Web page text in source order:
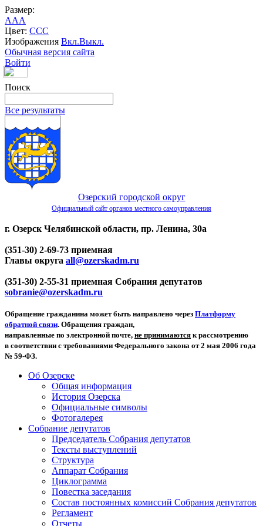
Размер:
AAA
Цвет: CCC
Изображения Вкл.Выкл.
Обычная версия сайта
Войти
Поиск
Все результаты
Озерский городской округ
Официальный сайт органов местного самоуправления
г. Озерск Челябинской области, пр. Ленина, 30а
(351-30) 2-69-73 приемная
Главы округа all@ozerskadm.ru
(351-30) 2-55-31 приемная Собрания депутатов
sobranie@ozerskadm.ru
Обращение гражданина может быть направлено через Платформу
обратной связи. Обращения граждан,
направленные по электронной почте, не принимаются к рассмотрению
в соответствии с требованиями Федерального закона от 2 мая 2006 года
№ 59-ФЗ.
Об Озерске
Общая информация
История Озерска
Официальные символы
Фотогалерея
Собрание депутатов
Председатель Собрания депутатов
Тексты выступлений
Структура
Аппарат Собрания
Циклограмма
Повестка заседания
Состав постоянных комиссий Собрания депутатов
Регламент
Отчеты